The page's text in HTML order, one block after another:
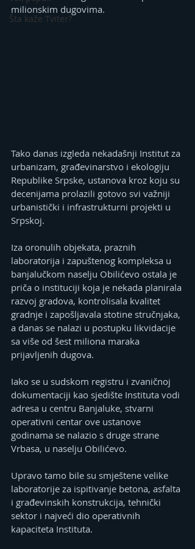
Šta kaže Tviter?
milionskim dugovima.
Tako danas izgleda nekadašnji Institut za
urbanizam, građevinarstvo i ekologiju
Republike Srpske, ustanova kroz koju su
decenijama prolazili gotovo svi važniji
urbanistički i infrastrukturni projekti u
Srpskoj.
Iza oronulih objekata, praznih
laboratorija i zapuštenog kompleksa u
banjalučkom naselju Obilićevo ostala je
priča o instituciji koja je nekada planirala
razvoj gradova, kontrolisala kvalitet
gradnje i zapošljavala stotine stručnjaka,
a danas se nalazi u postupku likvidacije
sa više od šest miliona maraka
prijavljenih dugova.
Iako se u sudskom registru i zvaničnoj
dokumentaciji kao sjedište Instituta vodi
adresa u centru Banjaluke, stvarni
operativni centar ove ustanove
godinama se nalazio s druge strane
Vrbasa, u naselju Obilićevo.
Upravo tamo bile su smještene velike
laboratorije za ispitivanje betona, asfalta
i građevinskih konstrukcija, tehnički
sektor i najveći dio operativnih
kapaciteta Instituta.